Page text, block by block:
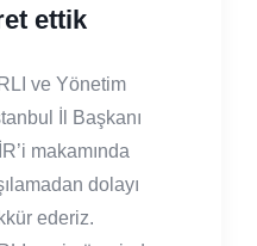
ettik
ve Yönetim
İl Başkanı
makamında
dolayı
ederiz.